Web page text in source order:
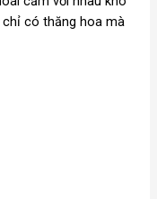
có thăng hoa mà